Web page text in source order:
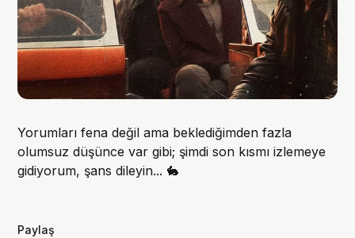
Yorumları fena değil ama beklediğimden fazla
olumsuz düşünce var gibi; şimdi son kısmı izlemeye
gidiyorum, şans dileyin... 🐇
Paylaş